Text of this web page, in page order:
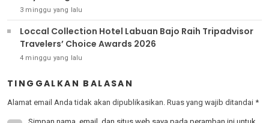
3 minggu yang lalu
Loccal Collection Hotel Labuan Bajo Raih Tripadvisor
Travelers’ Choice Awards 2026
4 minggu yang lalu
TINGGALKAN BALASAN
Alamat email Anda tidak akan dipublikasikan. Ruas yang wajib ditandai *